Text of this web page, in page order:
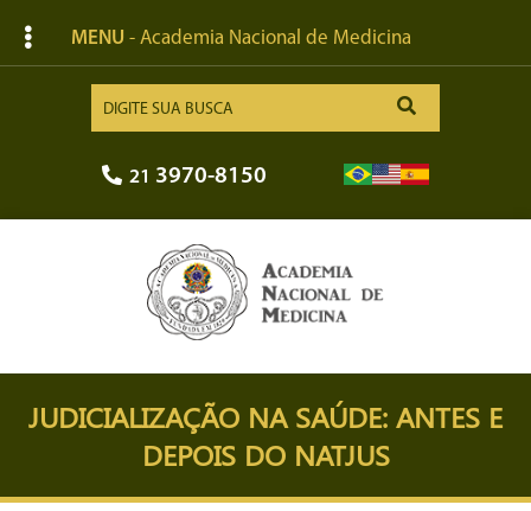
MENU - Academia Nacional de Medicina
21 3970-8150
JUDICIALIZAÇÃO NA SAÚDE: ANTES E
DEPOIS DO NATJUS